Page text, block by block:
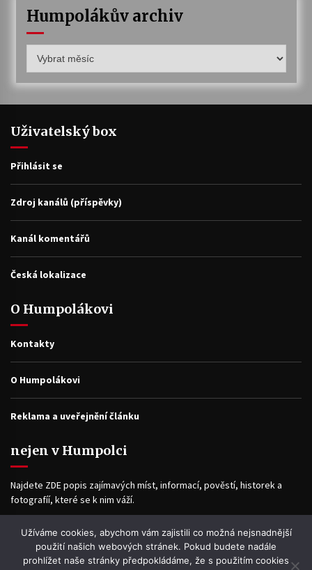
Humpolákův archiv
archiv
Uživatelský box
Přihlásit se
Zdroj kanálů (příspěvky)
Kanál komentářů
Česká lokalizace
O Humpolákovi
Kontakty
O Humpolákovi
Reklama a uveřejnění článku
nejen v Humpolci
Najdete ZDE popis zajímavých míst, informací, pověstí, historek a
fotografíí, které se k nim váží.
Facebook
Užíváme cookies, abychom vám zajistili co možná nejsnadnější
použití našich webových stránek. Pokud budete nadále
prohlížet naše stránky předpokládáme, že s použitím cookies